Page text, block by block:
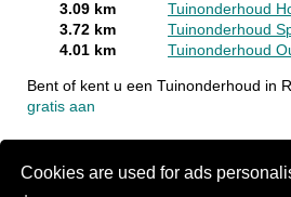
Cookies are used for ads
3.09 km
Tuinonderhoud
3.72 km
Tuinonderhoud
4.01 km
Tuinonderhoud
Bent of kent u een Tuinonderhoud in
gratis aan